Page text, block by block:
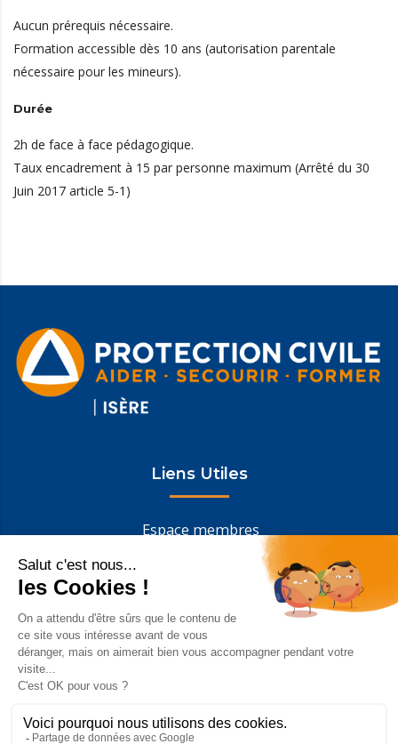
Aucun prérequis nécessaire.
Formation accessible dès 10 ans (autorisation parentale
nécessaire pour les mineurs).
Durée
2h de face à face pédagogique.
Taux encadrement à 15 par personne maximum (Arrêté du 30
Juin 2017 article 5-1)
Liens Utiles
Espace membres
Confidentialité
Instagram
Facebook